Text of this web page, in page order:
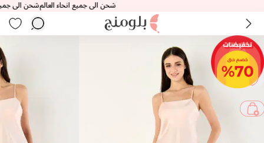
شحن الى جميع انحاء العالمشحن الى جميع